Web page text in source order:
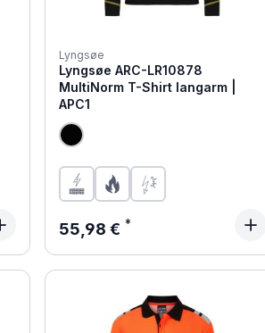
Lyngsøe
Lyngsøe ARC-LR10878
MultiNorm T-Shirt langarm |
APC1
Regulärer Preis:
55,98 €